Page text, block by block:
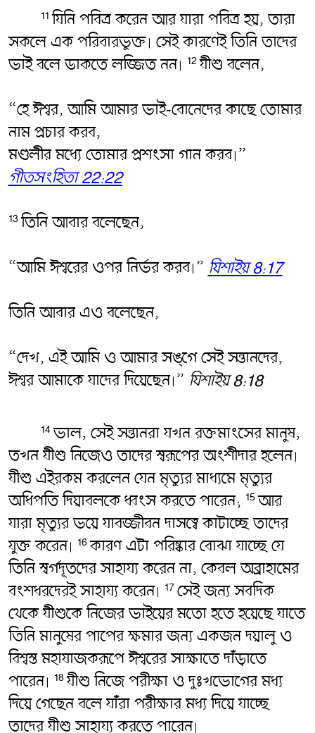
11যিনি পবিত্র করেন আর যারা পবিত্র হয়, তারা
সকলে এক পরিবারভুক্ত৷ সেই কারণেই তিনি তাদের
ভাই বলে ডাকতে লজ্জিত নন৷ 12যীশু বলেন,
“হে ঈশ্বর, আমি আমার ভাই-বোনেদের কাছে তোমার
নাম প্রচার করব,
মণ্ডলীর মধ্যে তোমার প্রশংসা গান করব৷”
গীতসংহিতা 22:22
13তিনি আবার বলেছেন,
“আমি ঈশ্বরের ওপর নির্ভর করব৷” যিশাইয় 8:17
তিনি আবার এও বলেছেন,
“দেখ, এই আমি ও আমার সঙ্গে সেই সন্তানদের,
ঈশ্বর আমাকে যাদের দিয়েছেন৷” যিশাইয় 8:18
14ভাল, সেই সন্তানরা যখন রক্তমাংসের মানুষ,
তখন যীশু নিজেও তাদের স্বরূপের অংশীদার হলেন৷
যীশু এইরকম করলেন যেন মৃত্যুর মাধ্যমে মৃত্যুর
অধিপতি দিয়াবলকে ধ্বংস করতে পারেন; 15আর
যারা মৃত্যুর ভয়ে যাবজ্জীবন দাসত্বে কাটাচ্ছে তাদের
যুক্ত করেন৷ 16কারণ এটা পরিষ্কার বোঝা যাচ্ছে যে
তিনি স্বর্গদূতদের সাহায্য করেন না, কেবল অব্রাহামের
বংশধরদেরই সাহায্য করেন৷ 17 সেই জন্য সবদিক
থেকে যীশুকে নিজের ভাইয়ের মতো হতে হয়েছে যাতে
তিনি মানুষের পাপের ক্ষমার জন্য একজন দয়ালু ও
বিশ্বস্ত মহাযাজকরূপে ঈশ্বরের সাক্ষাতে দাঁড়াতে
পারেন৷ 18যীশু নিজে পরীক্ষা ও দুঃখভোগের মধ্য
দিয়ে গেছেন বলে যাঁরা পরীক্ষার মধ্য দিয়ে যাচ্ছে
তাদের যীশু সাহায্য করতে পারেন৷